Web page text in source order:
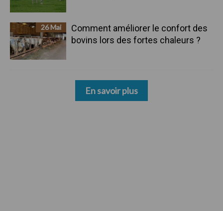
26 Mai
Comment améliorer le confort des
bovins lors des fortes chaleurs ?
En savoir plus